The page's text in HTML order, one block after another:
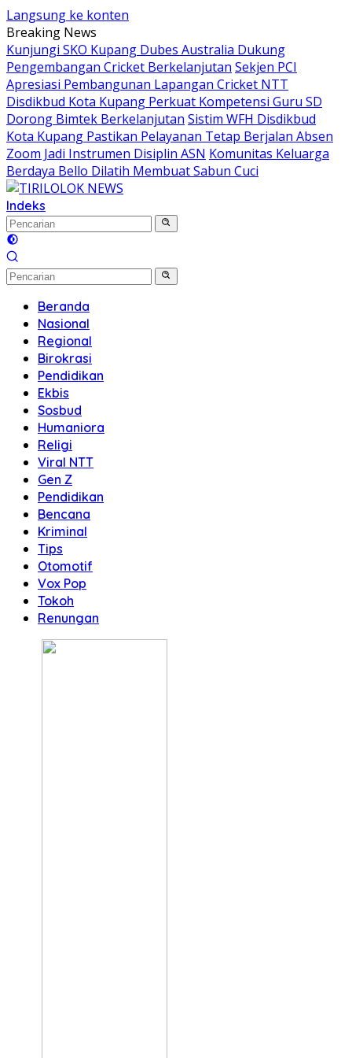
Langsung ke konten
Breaking News
Kunjungi SKO Kupang Dubes Australia Dukung
Pengembangan Cricket Berkelanjutan Sekjen PCI
Apresiasi Pembangunan Lapangan Cricket NTT
Disdikbud Kota Kupang Perkuat Kompetensi Guru SD
Dorong Bimtek Berkelanjutan Sistim WFH Disdikbud
Kota Kupang Pastikan Pelayanan Tetap Berjalan Absen
Zoom Jadi Instrumen Disiplin ASN Komunitas Keluarga
Berdaya Bello Dilatih Membuat Sabun Cuci
Indeks
Beranda
Nasional
Regional
Birokrasi
Pendidikan
Ekbis
Sosbud
Humaniora
Religi
Viral NTT
Gen Z
Pendidikan
Bencana
Kriminal
Tips
Otomotif
Vox Pop
Tokoh
Renungan